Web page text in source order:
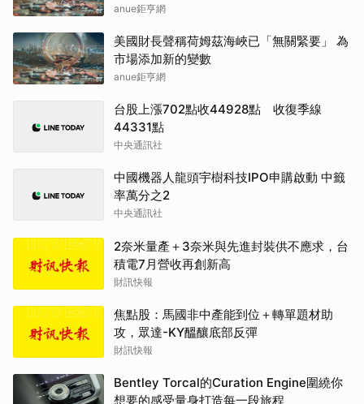
anue鉅亨網
美國財長聲稱荷姆茲海峽已「無關緊要」 為
市場添加新的變數
anue鉅亨網
台股上漲702點收44928點 收復季線
44331點
中央通訊社
中國機器人龍頭宇樹科技IPO申購啟動 中籤
率萬分之2
中央通訊社
2奈米量產＋3奈米與先進封裝供不應求，台
積電7月營收再創新高
財訊快報
焦點股：馬國非中產能到位＋轉單題材助
攻，眾達-KY醞釀底部反彈
財訊快報
Bentley Torcal的Curation Engine圍繞你
想要的感受量身打造每一段旅程